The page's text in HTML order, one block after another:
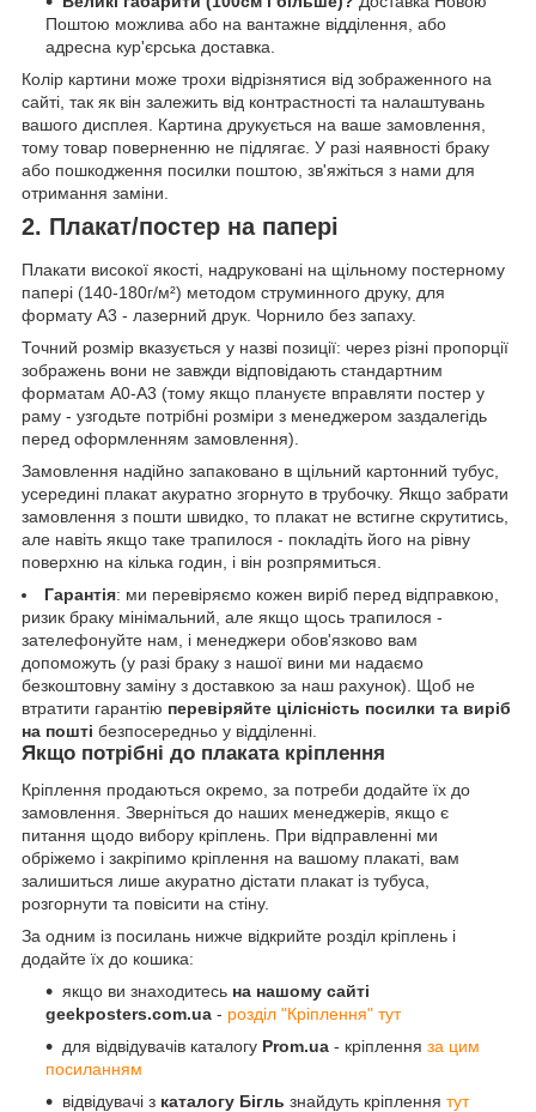
Поштою можлива або на вантажне відділення, або
адресна кур'єрська доставка.
Колір картини може трохи відрізнятися від зображенного на
сайті, так як він залежить від контрастності та налаштувань
вашого дисплея. Картина друкується на ваше замовлення,
тому товар поверненню не підлягає. У разі наявності браку
або пошкодження посилки поштою, зв'яжіться з нами для
отримання заміни.
2. Плакат/постер на папері
Плакати високої якості, надруковані на щільному постерному
папері (140-180г/м²) методом струминного друку, для
формату А3 - лазерний друк. Чорнило без запаху.
Точний розмір вказується у назві позиції: через різні пропорції
зображень вони не завжди відповідають стандартним
форматам А0-А3 (тому якщо плануєте вправляти постер у
раму - узгодьте потрібні розміри з менеджером заздалегідь
перед оформленням замовлення).
Замовлення надійно запаковано в щільний картонний тубус,
усередині плакат акуратно згорнуто в трубочку. Якщо забрати
замовлення з пошти швидко, то плакат не встигне скрутитись,
але навіть якщо таке трапилося - покладіть його на рівну
поверхню на кілька годин, і він розпрямиться.
Гарантія: ми перевіряємо кожен виріб перед відправкою,
ризик браку мінімальний, але якщо щось трапилося -
зателефонуйте нам, і менеджери обов'язково вам
допоможуть (у разі браку з нашої вини ми надаємо
безкоштовну заміну з доставкою за наш рахунок). Щоб не
втратити гарантію перевіряйте цілісність посилки та виріб
на пошті безпосередньо у відділенні.
Якщо потрібні до плаката кріплення
Кріплення продаються окремо, за потреби додайте їх до
замовлення. Зверніться до наших менеджерів, якщо є
питання щодо вибору кріплень. При відправленні ми
обріжемо і закріпимо кріплення на вашому плакаті, вам
залишиться лише акуратно дістати плакат із тубуса,
розгорнути та повісити на стіну.
За одним із посилань нижче відкрийте розділ кріплень і
додайте їх до кошика:
якщо ви знаходитесь на нашому сайті
geekposters.com.ua - розділ "Кріплення" тут
для відвідувачів каталогу Prom.ua - кріплення за цим
посиланням
відвідувачі з каталогу Бігль знайдуть кріплення тут